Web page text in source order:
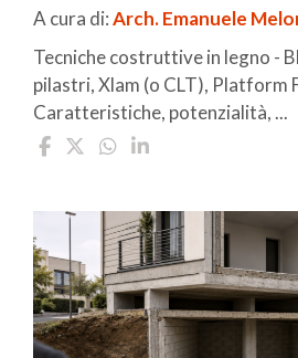
A cura di:Arch. Emanuele
Tecniche costruttive in legno -
pilastri, Xlam (o CLT), Platform
Caratteristiche, potenzialità, ...